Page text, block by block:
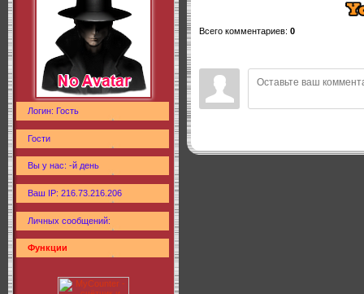
Логин: Гость
Гости
Вы у нас: -й день
Ваш IP: 216.73.216.206
Личных сообщений:
Функции
Всего комментариев: 0